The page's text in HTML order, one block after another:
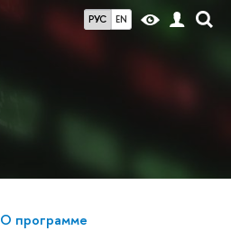
РУС EN
О программе